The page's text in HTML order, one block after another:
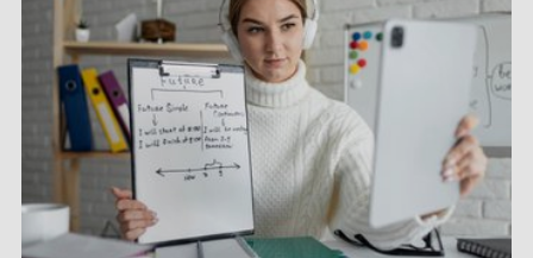
случай, где движение и результат могут не
совпадать вовсе.